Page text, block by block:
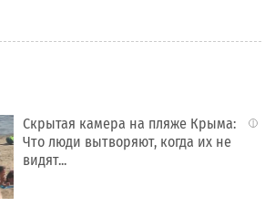
i
Скрытая камера на пляже Крыма:
Что люди вытворяют, когда их не
видят...